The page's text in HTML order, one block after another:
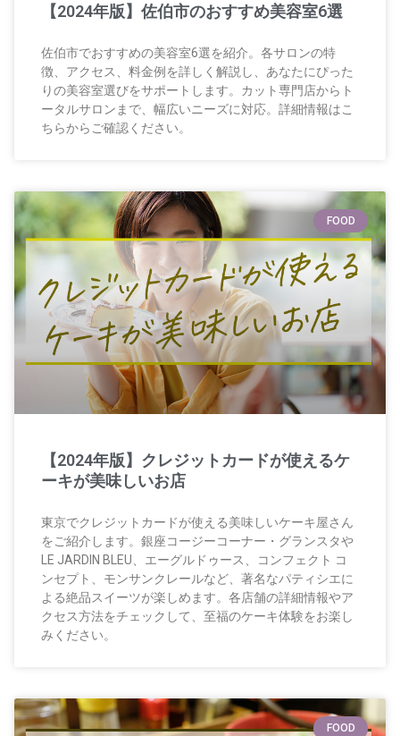
【2024年版】佐伯市のおすすめ美容室6選
佐伯市でおすすめの美容室6選を紹介。各サロンの特
徴、アクセス、料金例を詳しく解説し、あなたにぴった
りの美容室選びをサポートします。カット専門店からト
ータルサロンまで、幅広いニーズに対応。詳細情報はこ
ちらからご確認ください。
FOOD
【2024年版】クレジットカードが使えるケ
ーキが美味しいお店
東京でクレジットカードが使える美味しいケーキ屋さん
をご紹介します。銀座コージーコーナー・グランスタや
LE JARDIN BLEU、エーグルドゥース、コンフェクト コ
ンセプト、モンサンクレールなど、著名なパティシエに
よる絶品スイーツが楽しめます。各店舗の詳細情報やア
クセス方法をチェックして、至福のケーキ体験をお楽し
みください。
FOOD